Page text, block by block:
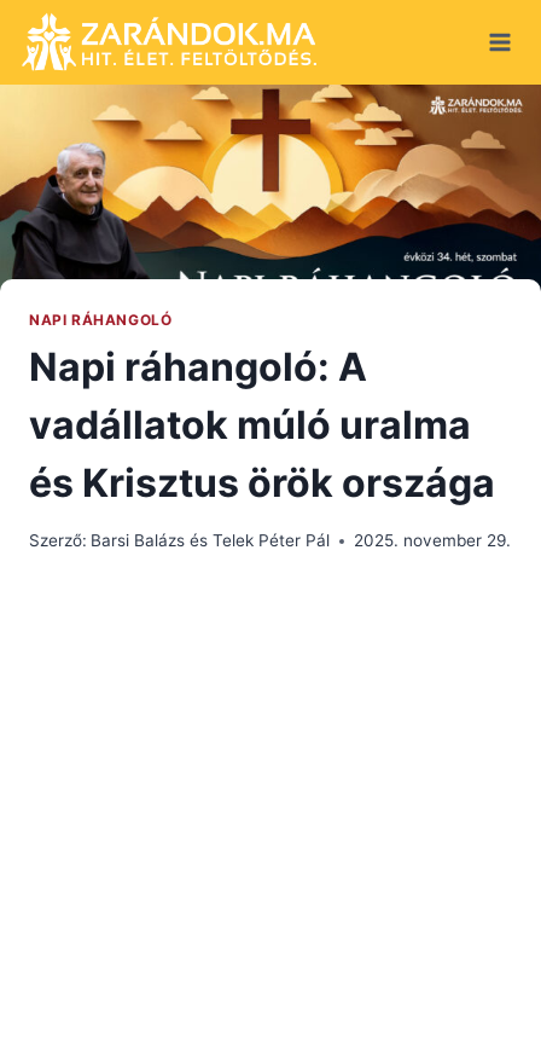
content
NAPI RÁHANGOLÓ
Napi ráhangoló: A
vadállatok múló uralma
és Krisztus örök országa
Szerző: Barsi Balázs és Telek Péter Pál 2025. november 29.